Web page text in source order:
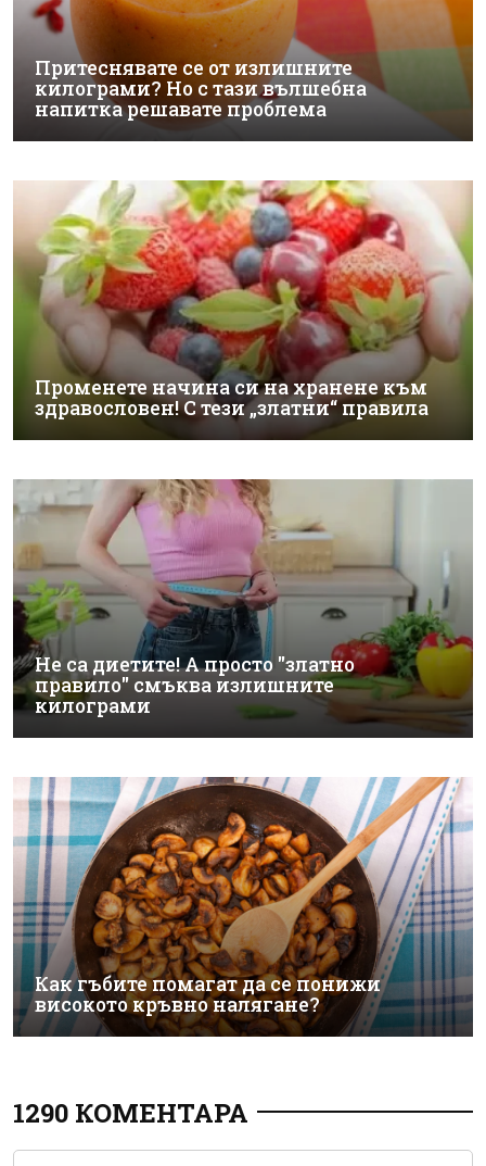
Притеснявате се от излишните
килограми? Но с тази вълшебна
напитка решавате проблема
Променете начина си на хранене към
здравословен! С тези „златни“ правила
Не са диетите! А просто "златно
правило" смъква излишните
килограми
Как гъбите помагат да се понижи
високото кръвно налягане?
1290 КОМЕНТАРА